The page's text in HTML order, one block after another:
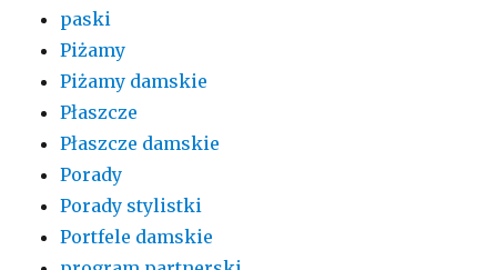
paski
Piżamy
Piżamy damskie
Płaszcze
Płaszcze damskie
Porady
Porady stylistki
Portfele damskie